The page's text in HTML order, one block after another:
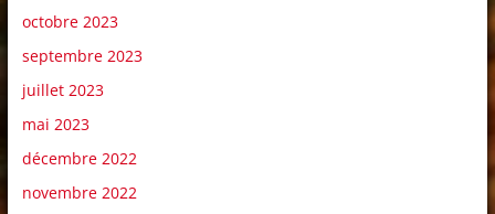
octobre 2023
septembre 2023
juillet 2023
mai 2023
décembre 2022
novembre 2022